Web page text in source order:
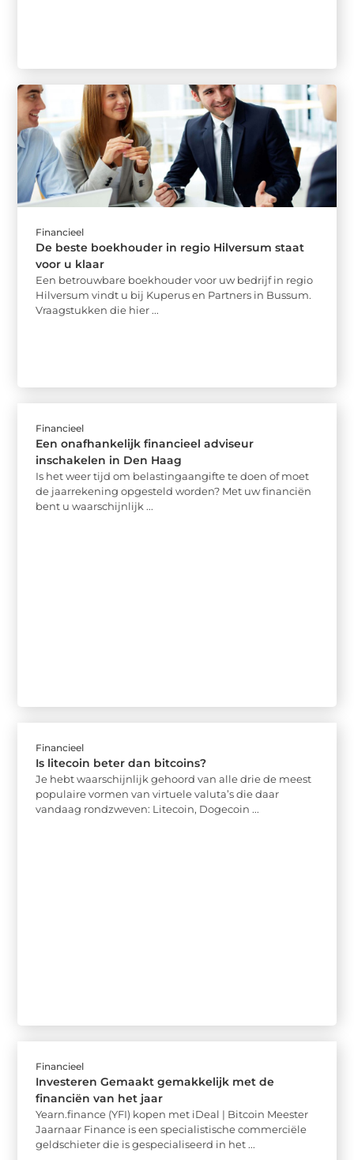
Financieel
De beste boekhouder in regio Hilversum staat
voor u klaar
Een betrouwbare boekhouder voor uw bedrijf in regio
Hilversum vindt u bij Kuperus en Partners in Bussum.
Vraagstukken die hier ...
Financieel
Een onafhankelijk financieel adviseur
inschakelen in Den Haag
Is het weer tijd om belastingaangifte te doen of moet
de jaarrekening opgesteld worden? Met uw financiën
bent u waarschijnlijk ...
Financieel
Is litecoin beter dan bitcoins?
Je hebt waarschijnlijk gehoord van alle drie de meest
populaire vormen van virtuele valuta’s die daar
vandaag rondzweven: Litecoin, Dogecoin ...
Financieel
Investeren Gemaakt gemakkelijk met de
financiën van het jaar
Yearn.finance (YFI) kopen met iDeal | Bitcoin Meester
Jaarnaar Finance is een specialistische commerciële
geldschieter die is gespecialiseerd in het ...